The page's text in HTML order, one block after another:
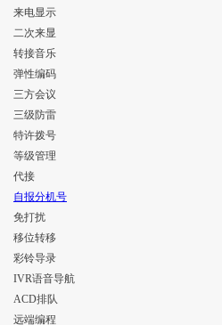
来电显示
二次来显
转接音乐
弹性编码
三方会议
三级防雷
特许拨号
等级管理
代接
自报分机号
免打扰
移位转移
彩铃导录
IVR语音导航
ACD排队
远端编程